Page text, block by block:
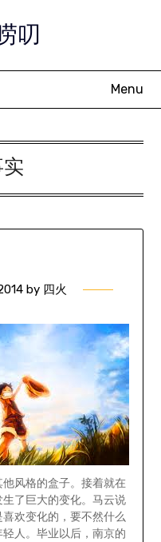
叨
Menu
by 四火
风格的盒子。接着就在
了巨大的变化。马云说
欢变化的，要不然什么
人。毕业以后，南京的